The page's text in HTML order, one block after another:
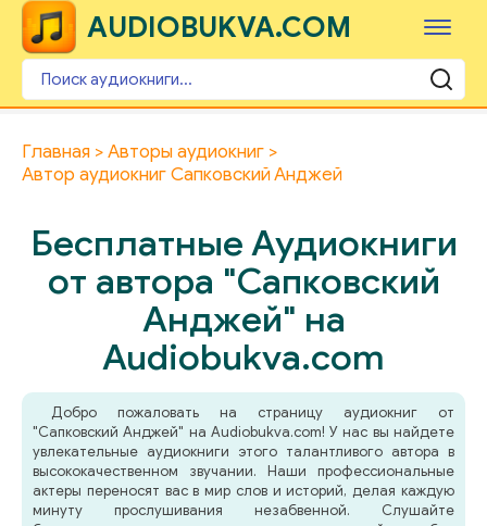
AUDIOBUKVA.COM
Главная
Авторы аудиокниг
Автор аудиокниг Сапковский Анджей
Бесплатные Аудиокниги
от автора "Сапковский
Анджей" на
Audiobukva.com
Добро пожаловать на страницу аудиокниг от
"Сапковский Анджей" на Audiobukva.com! У нас вы найдете
увлекательные аудиокниги этого талантливого автора в
высококачественном звучании. Наши профессиональные
актеры переносят вас в мир слов и историй, делая каждую
минуту прослушивания незабвенной. Слушайте